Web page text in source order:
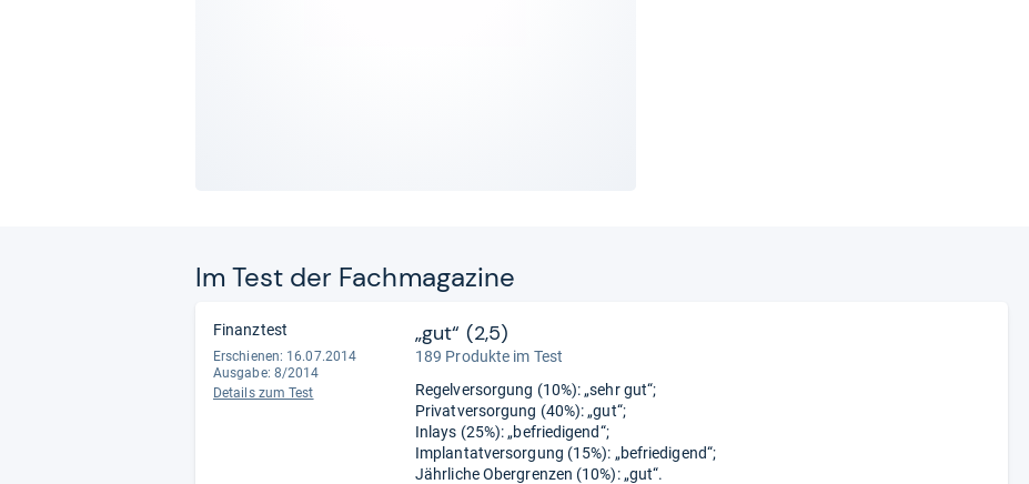
Im Test der Fach­ma­ga­zine
Finanztest
Erschienen: 16.07.2014
Ausgabe: 8/2014
Details zum Test
„gut“ (2,5)
189 Produkte im Test
Regelversorgung (10%): „sehr gut“;
Privatversorgung (40%): „gut“;
Inlays (25%): „befriedigend“;
Implantatversorgung (15%): „befriedigend“;
Jährliche Obergrenzen (10%): „gut“.